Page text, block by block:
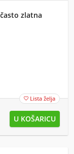
zlatna
 Lista želja